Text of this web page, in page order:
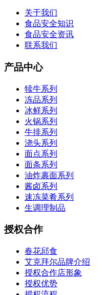
关于我们
食品安全知识
食品安全资讯
联系我们
产品中心
犊牛系列
冻品系列
冰鲜系列
火锅系列
牛排系列
浇头系列
面点系列
面条系列
油炸裹面系列
酱卤系列
速冻菜肴系列
生调理制品
授权合作
春花邱食
艾克拜尔品牌介绍
授权合作店形象
授权优势